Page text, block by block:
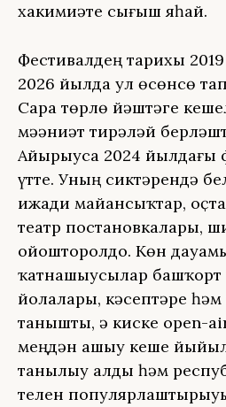
хакимиәте сығыш яһай.
Фестивалдең тарихы
2026 йылда ул өсөнсө
Сара төрлө йәштәге
мәҙәниәт тирәләй
Айырыуса 2024 йылдағы
үтте. Уның сиктәрендә
ижади майҙансыҡтар,
театр постановкалары,
ойошторолдо. Көн
ҡатнашыусылар
йолалары, кәсептәре һәм
танышты, ә киске open-
меңдән ашыу кеше
танылыу алды һәм
телен